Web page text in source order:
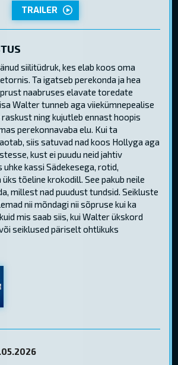
TRAILER
siilitüdruk, kes elab koos oma
Ta igatseb perekonda ja hea
naabruses elavate toredate
Walter tunneb aga viiekümnepealise
ning kujutleb ennast hoopis
perekonnavaba elu. Kui ta
siis satuvad nad koos Hollyga aga
kust ei puudu neid jahtiv
kassi Sädekesega, rotid,
tõeline krokodill. See pakub neile
millest nad puudust tundsid. Seikluste
nii mõndagi nii sõpruse kui ka
mis saab siis, kui Walter ükskord
seiklused päriselt ohtlikuks